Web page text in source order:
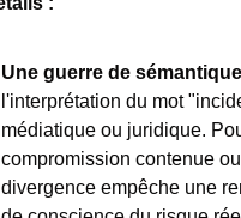
Une guerre de
l'interprétation du mot
médiatique ou juridique.
compromission contenue
divergence empêche une